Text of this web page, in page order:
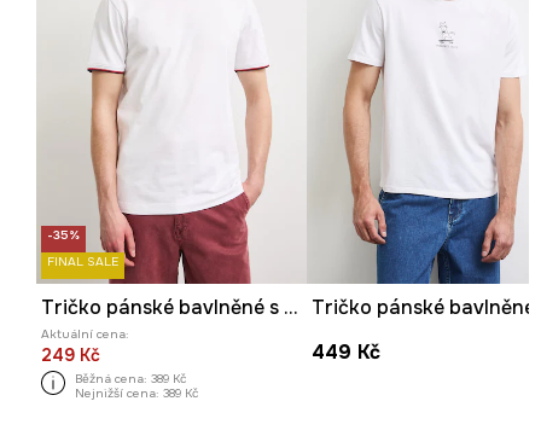
-35%
FINAL SALE
Tričko pánské bavlněné s elastanem hladké
Aktuální cena:
249 Kč
Běžná cena: 389 Kč
Nejnižší cena: 389 Kč
449 Kč